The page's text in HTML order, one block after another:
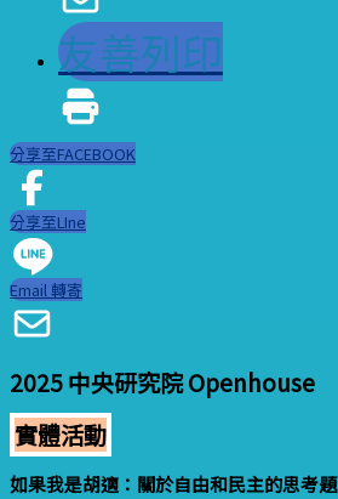
友善列印
分享至FACEBOOK
分享至LIne
Email 轉寄
2025 中央研究院 Openhouse
實體活動
如果我是胡適：關於自由和民主的思考題